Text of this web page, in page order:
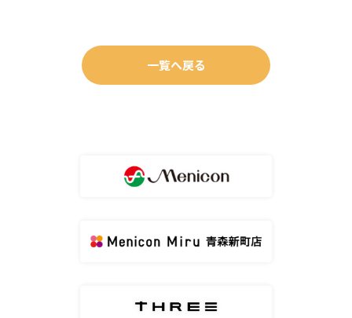
一覧へ戻る